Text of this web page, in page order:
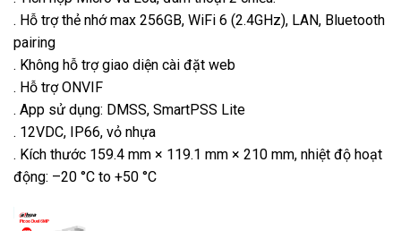
. Hỗ trợ thẻ nhớ max 256GB, WiFi 6 (2.4GHz), LAN, Bluetooth
pairing
. Không hỗ trợ giao diện cài đặt web
. Hỗ trợ ONVIF
. App sử dụng: DMSS, SmartPSS Lite
. 12VDC, IP66, vỏ nhựa
. Kích thước 159.4 mm × 119.1 mm × 210 mm, nhiệt độ hoạt
động: –20 °C to +50 °C